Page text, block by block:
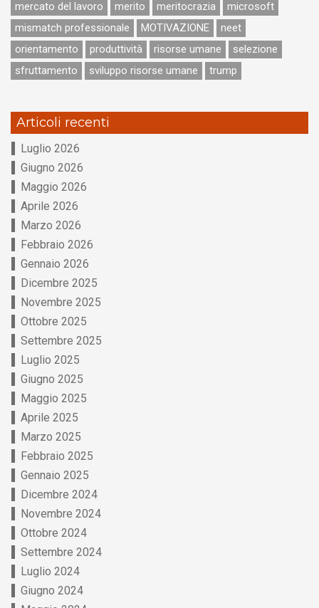
mercato del lavoro
merito meritocrazia
microsoft
mismatch professionale
MOTIVAZIONE
neet
orientamento
produttività risorse umane
selezione
sfruttamento
sviluppo risorse umane trump
Articoli recenti
Luglio 2026
Giugno 2026
Maggio 2026
Aprile 2026
Marzo 2026
Febbraio 2026
Gennaio 2026
Dicembre 2025
Novembre 2025
Ottobre 2025
Settembre 2025
Luglio 2025
Giugno 2025
Maggio 2025
Aprile 2025
Marzo 2025
Febbraio 2025
Gennaio 2025
Dicembre 2024
Novembre 2024
Ottobre 2024
Settembre 2024
Luglio 2024
Giugno 2024